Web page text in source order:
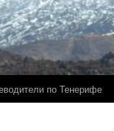
по Тенерифе